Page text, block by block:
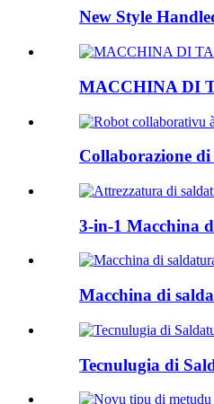
New Style
MACCHINA DI
Collaborazione
3-in-1 Macchina
Macchina di
Tecnulugia di